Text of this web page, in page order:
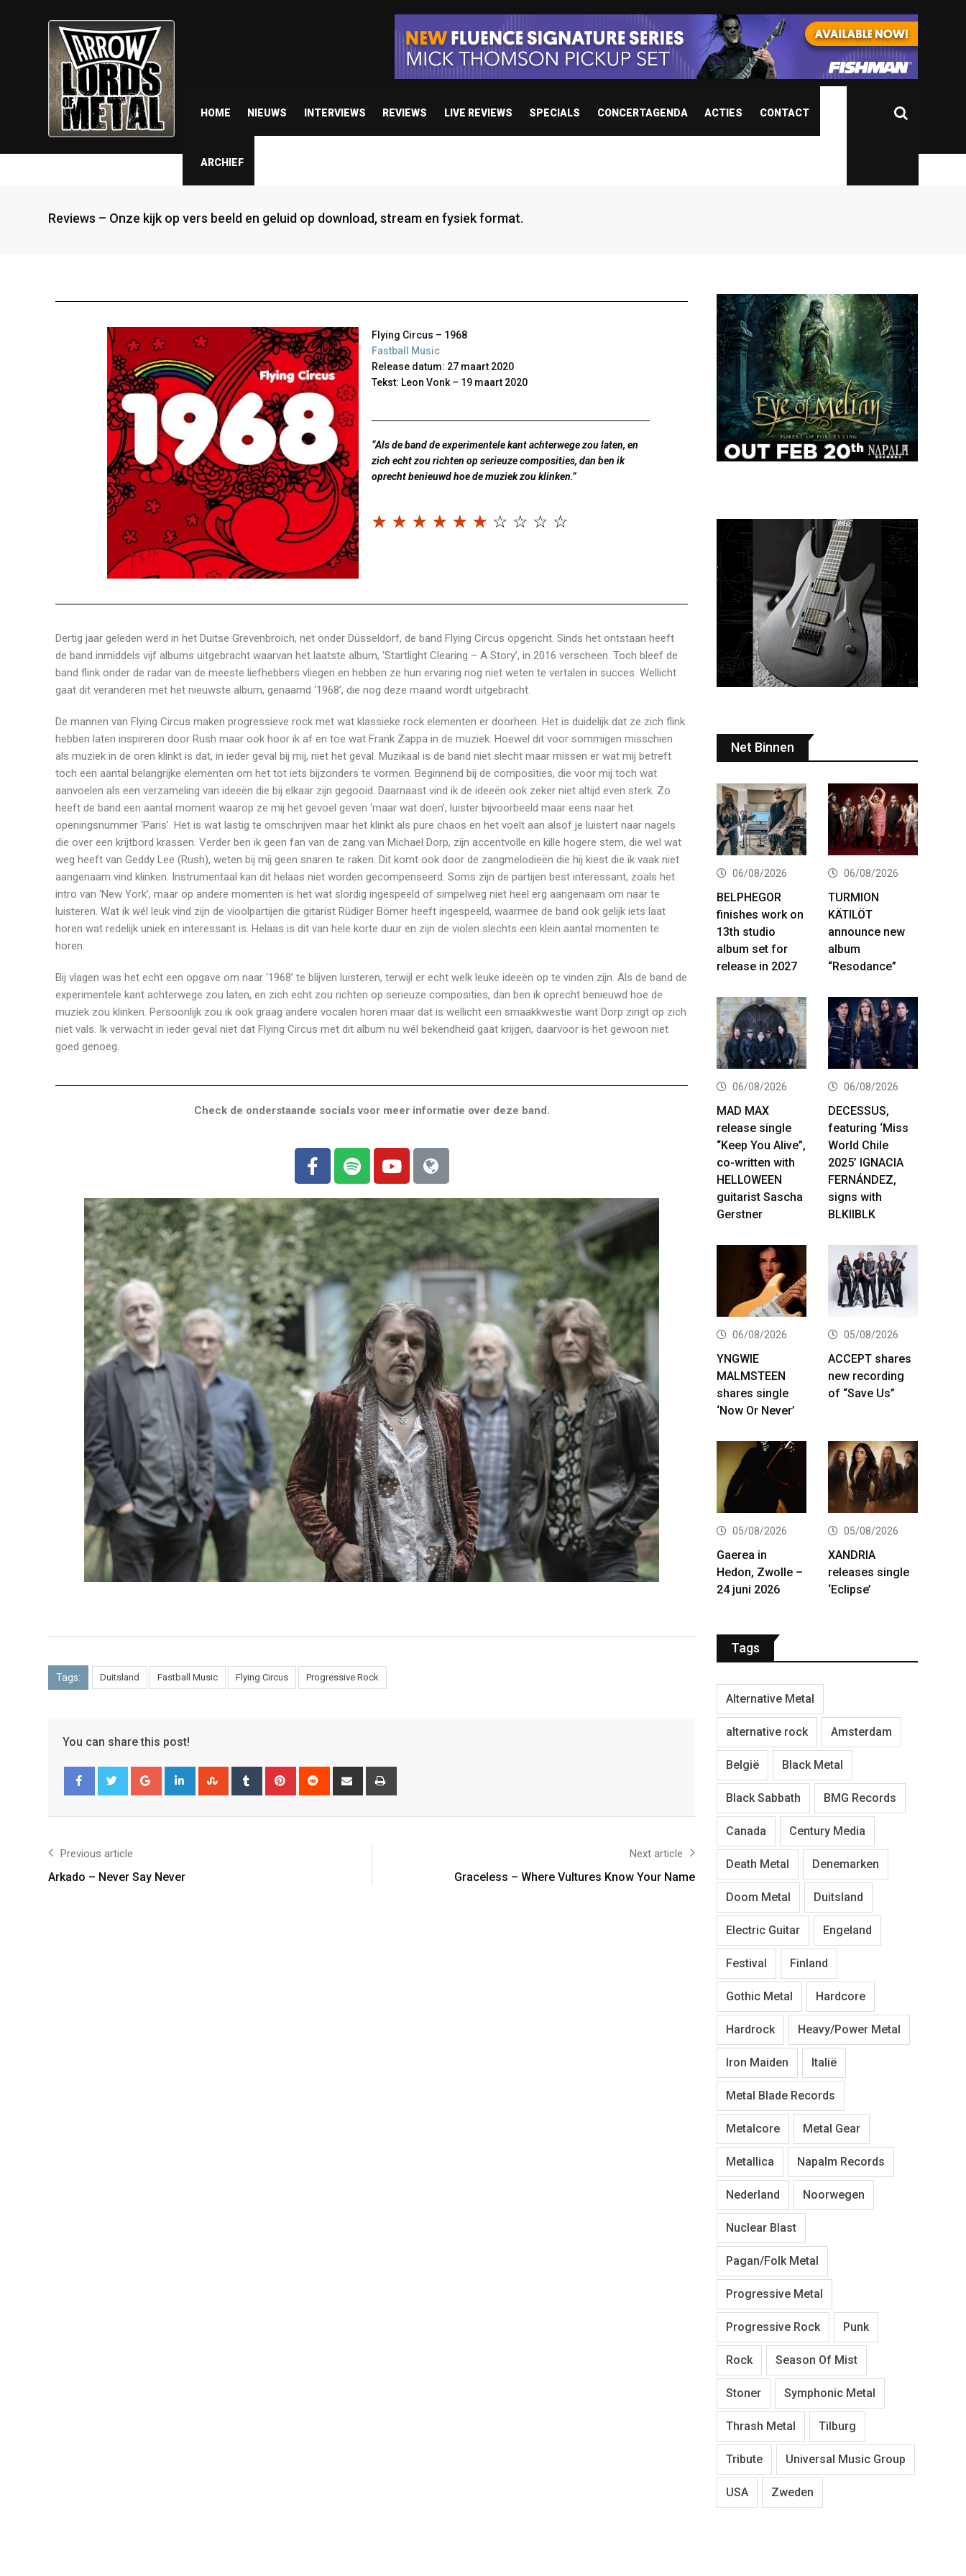
HOME NIEUWS INTERVIEWS REVIEWS LIVE REVIEWS SPECIALS CONCERTAGENDA ACTIES CONTACT
ARCHIEF
Reviews – Onze kijk op vers beeld en geluid op download, stream en fysiek format.
Flying Circus – 1968
Fastball Music
Release datum: 27 maart 2020
Tekst: Leon Vonk – 19 maart 2020
“Als de band de experimentele kant achterwege zou laten, en
zich echt zou richten op serieuze composities, dan ben ik
oprecht benieuwd hoe de muziek zou klinken.”
☆ ☆ ☆ ☆ ☆ ☆ ☆ ☆ ☆ ☆
Dertig jaar geleden werd in het Duitse Grevenbroich, net onder Düsseldorf, de band Flying Circus opgericht. Sinds het ontstaan heeft
de band inmiddels vijf albums uitgebracht waarvan het laatste album, ‘Startlight Clearing – A Story’, in 2016 verscheen. Toch bleef de
band flink onder de radar van de meeste liefhebbers vliegen en hebben ze hun ervaring nog niet weten te vertalen in succes. Wellicht
gaat dit veranderen met het nieuwste album, genaamd ‘1968’, die nog deze maand wordt uitgebracht.
De mannen van Flying Circus maken progressieve rock met wat klassieke rock elementen er doorheen. Het is duidelijk dat ze zich flink
hebben laten inspireren door Rush maar ook hoor ik af en toe wat Frank Zappa in de muziek. Hoewel dit voor sommigen misschien
als muziek in de oren klinkt is dat, in ieder geval bij mij, niet het geval. Muzikaal is de band niet slecht maar missen er wat mij betreft
toch een aantal belangrijke elementen om het tot iets bijzonders te vormen. Beginnend bij de composities, die voor mij toch wat
aanvoelen als een verzameling van ideeën die bij elkaar zijn gegooid. Daarnaast vind ik de ideeën ook zeker niet altijd even sterk. Zo
heeft de band een aantal moment waarop ze mij het gevoel geven ‘maar wat doen’, luister bijvoorbeeld maar eens naar het
openingsnummer ‘Paris’. Het is wat lastig te omschrijven maar het klinkt als pure chaos en het voelt aan alsof je luistert naar nagels
die over een krijtbord krassen. Verder ben ik geen fan van de zang van Michael Dorp, zijn accentvolle en kille hogere stem, die wel wat
weg heeft van Geddy Lee (Rush), weten bij mij geen snaren te raken. Dit komt ook door de zangmelodieën die hij kiest die ik vaak niet
aangenaam vind klinken. Instrumentaal kan dit helaas niet worden gecompenseerd. Soms zijn de partijen best interessant, zoals het
intro van ‘New York’, maar op andere momenten is het wat slordig ingespeeld of simpelweg niet heel erg aangenaam om naar te
luisteren. Wat ik wél leuk vind zijn de vioolpartijen die gitarist Rüdiger Bömer heeft ingespeeld, waarmee de band ook gelijk iets laat
horen wat redelijk uniek en interessant is. Helaas is dit van hele korte duur en zijn de violen slechts een klein aantal momenten te
horen.
Bij vlagen was het echt een opgave om naar ‘1968’ te blijven luisteren, terwijl er echt welk leuke ideeën op te vinden zijn. Als de band de
experimentele kant achterwege zou laten, en zich echt zou richten op serieuze composities, dan ben ik oprecht benieuwd hoe de
muziek zou klinken. Persoonlijk zou ik ook graag andere vocalen horen maar dat is wellicht een smaakkwestie want Dorp zingt op zich
niet vals. Ik verwacht in ieder geval niet dat Flying Circus met dit album nu wél bekendheid gaat krijgen, daarvoor is het gewoon niet
goed genoeg.
Check de onderstaande socials voor meer informatie over deze band.
Tags: Duitsland Fastball Music Flying Circus Progressive Rock
You can share this post!
Previous article
Arkado – Never Say Never
Next article
Graceless – Where Vultures Know Your Name
Net Binnen
06/08/2026
BELPHEGOR
finishes work on
13th studio
album set for
release in 2027
06/08/2026
TURMION
KÄTILÖT
announce new
album
“Resodance”
06/08/2026
MAD MAX
release single
“Keep You Alive”,
co-written with
HELLOWEEN
guitarist Sascha
Gerstner
06/08/2026
DECESSUS,
featuring ‘Miss
World Chile
2025’ IGNACIA
FERNÁNDEZ,
signs with
BLKIIBLK
06/08/2026
YNGWIE
MALMSTEEN
shares single
‘Now Or Never’
05/08/2026
ACCEPT shares
new recording
of “Save Us”
05/08/2026
Gaerea in
Hedon, Zwolle –
24 juni 2026
05/08/2026
XANDRIA
releases single
‘Eclipse’
Tags
Alternative Metal
alternative rock Amsterdam
België Black Metal
Black Sabbath BMG Records
Canada Century Media
Death Metal Denemarken
Doom Metal Duitsland
Electric Guitar Engeland
Festival Finland
Gothic Metal Hardcore
Hardrock Heavy/Power Metal
Iron Maiden Italië
Metal Blade Records
Metalcore Metal Gear
Metallica Napalm Records
Nederland Noorwegen
Nuclear Blast
Pagan/Folk Metal
Progressive Metal
Progressive Rock Punk
Rock Season Of Mist
Stoner Symphonic Metal
Thrash Metal Tilburg
Tribute Universal Music Group
USA Zweden